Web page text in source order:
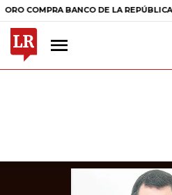
BANCO DE LA REPÚBLICA $